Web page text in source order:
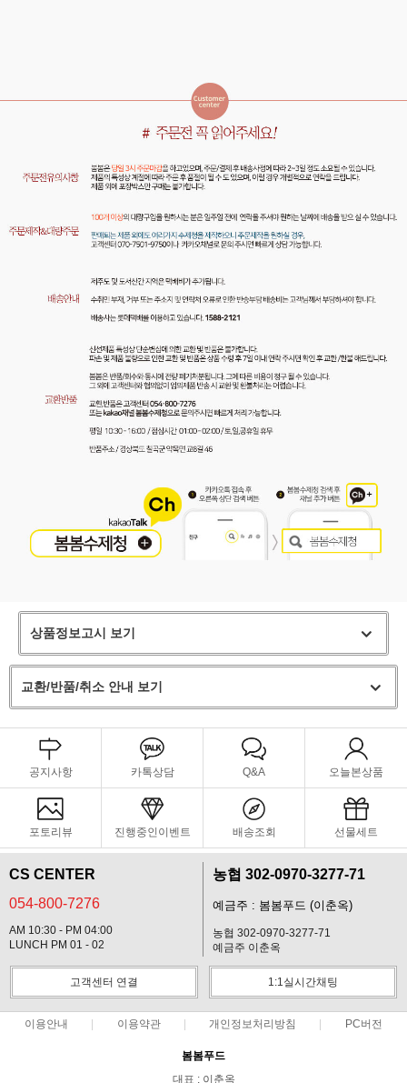
상품정보고시 보기
교환/반품/취소 안내 보기
공지사항 카톡상담 Q&A 오늘본상품
포토리뷰 진행중인이벤트 배송조회 선물세트
CS CENTER
054-800-7276
AM 10:30 - PM 04:00
LUNCH PM 01 - 02
농협 302-0970-3277-71
예금주 : 봄봄푸드 (이춘옥)
농협 302-0970-3277-71
예금주 이춘옥
고객센터 연결 1:1실시간채팅
이용안내 이용약관 개인정보처리방침 PC버전
봄봄푸드
대표 : 이춘옥